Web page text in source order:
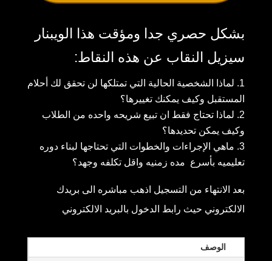
بشكل حصري جدا ومؤقت هذا الويبنار
سيزيل النقاب عن هذه النقاط:
لماذا الشخصية الحالية التي تمتلكها لن تحقق لك أحلام
المستقبل وكيف يمكنك تغييرها؟
لماذا تحتاج فقط ان تبيع شريحه واحده من الطلاب
وكيف يمكن تحديدها؟
ماهي الإجراءات والخطوات التي تحتاجها لبناء دوره
تعليميه بأسرع مده زمنيه واقل تكلفه وجهد؟
بعد الانتهاء من التسجيل اذهب مباشره الى بريدك
الالكتروني حيث رابط الدخول بالبريد الالكتروني
الوصف